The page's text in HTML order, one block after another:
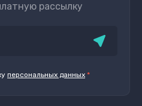
рассылку
персональных данных *